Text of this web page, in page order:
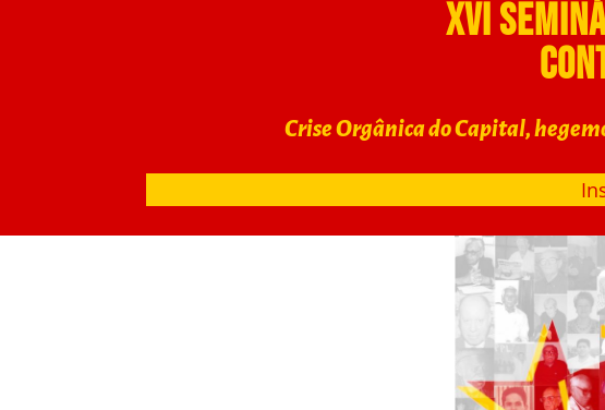
XVI
Crise Orgânica do Capital,